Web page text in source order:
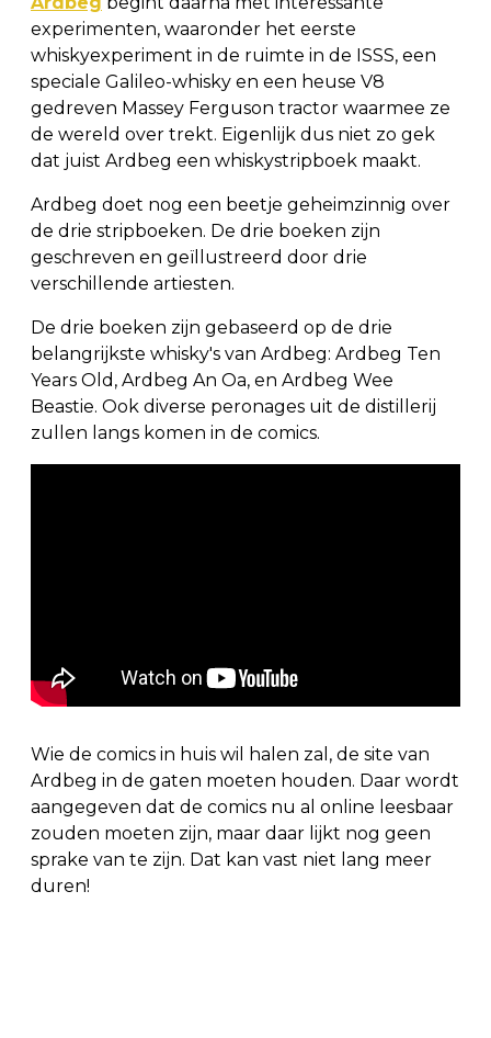
experimenten, waaronder het eerste
whiskyexperiment in de ruimte in de ISSS, een
speciale Galileo-whisky en een heuse V8
gedreven Massey Ferguson tractor waarmee ze
de wereld over trekt. Eigenlijk dus niet zo gek
dat juist Ardbeg een whiskystripboek maakt.
Ardbeg doet nog een beetje geheimzinnig over
de drie stripboeken. De drie boeken zijn
geschreven en geïllustreerd door drie
verschillende artiesten.
De drie boeken zijn gebaseerd op de drie
belangrijkste whisky's van Ardbeg: Ardbeg Ten
Years Old, Ardbeg An Oa, en Ardbeg Wee
Beastie. Ook diverse peronages uit de distillerij
zullen langs komen in de comics.
Wie de comics in huis wil halen zal, de site van
Ardbeg in de gaten moeten houden. Daar wordt
aangegeven dat de comics nu al online leesbaar
zouden moeten zijn, maar daar lijkt nog geen
sprake van te zijn. Dat kan vast niet lang meer
duren!